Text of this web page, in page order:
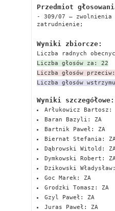
Przedmiot
- 309/07 – zwolnienia
zatrudnienie;
Wyniki zbiorcze:
Liczba radnych
Liczba głosów za: 22
Liczba głosów
Liczba głosów
Wyniki szczegółowe:
Arłukowicz Bartosz:
Baran Bazyli: ZA
Bartnik Paweł: ZA
Biernat Stefania:
Dąbrowski Witold:
Dymkowski Robert:
Dzikowski
Goc Marek: ZA
Grodzki Tomasz: ZA
Gzyl Paweł: ZA
Juras Paweł: ZA